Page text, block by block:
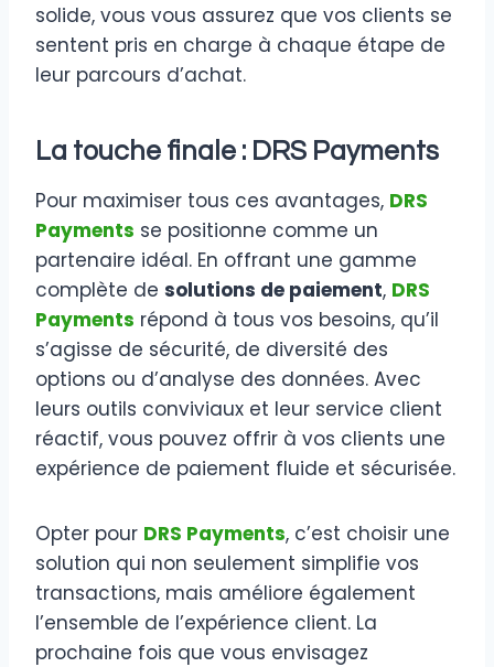
solide, vous vous assurez que vos clients se
sentent pris en charge à chaque étape de
leur parcours d’achat.
La touche finale : DRS Payments
Pour maximiser tous ces avantages, DRS
Payments se positionne comme un
partenaire idéal. En offrant une gamme
complète de solutions de paiement, DRS
Payments répond à tous vos besoins, qu’il
s’agisse de sécurité, de diversité des
options ou d’analyse des données. Avec
leurs outils conviviaux et leur service client
réactif, vous pouvez offrir à vos clients une
expérience de paiement fluide et sécurisée.
Opter pour DRS Payments, c’est choisir une
solution qui non seulement simplifie vos
transactions, mais améliore également
l’ensemble de l’expérience client. La
prochaine fois que vous envisagez